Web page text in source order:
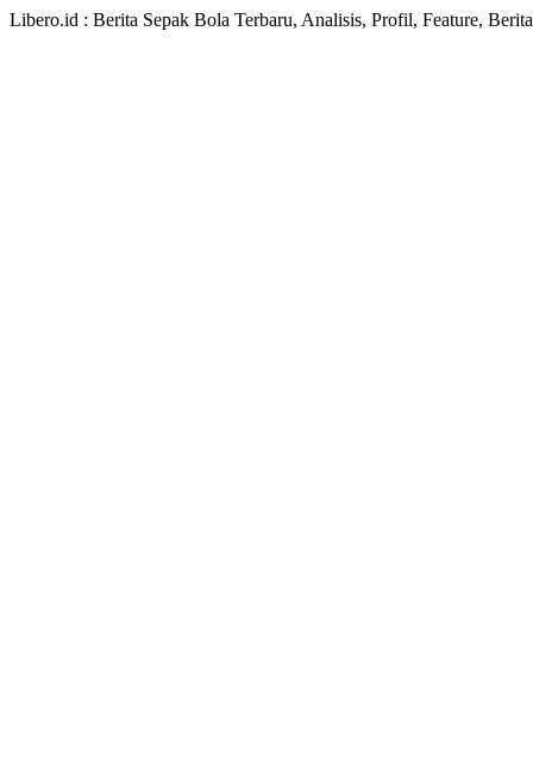
Libero.id : Berita Sepak Bola Terbaru, Analisis, Profil, Feature,